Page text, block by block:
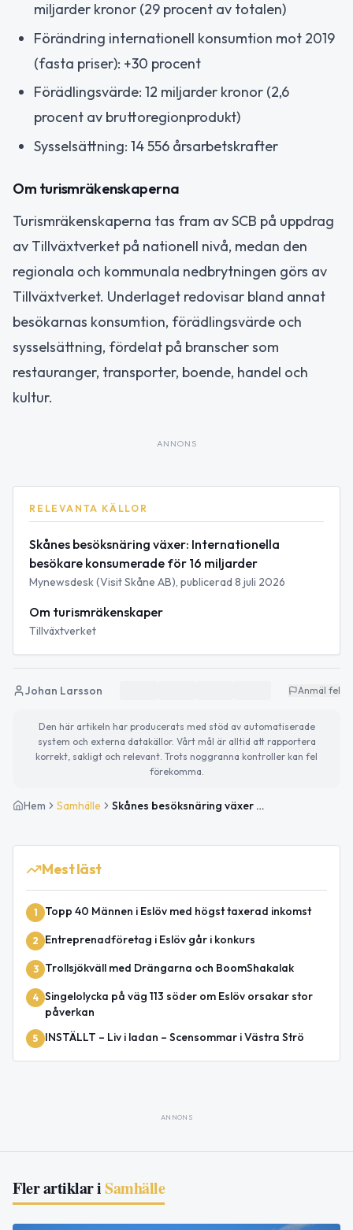
miljarder kronor (29 procent av totalen)
Förändring internationell konsumtion mot 2019
(fasta priser): +30 procent
Förädlingsvärde: 12 miljarder kronor (2,6
procent av bruttoregionprodukt)
Sysselsättning: 14 556 årsarbetskrafter
Om turismräkenskaperna
Turismräkenskaperna tas fram av SCB på uppdrag
av Tillväxtverket på nationell nivå, medan den
regionala och kommunala nedbrytningen görs av
Tillväxtverket. Underlaget redovisar bland annat
besökarnas konsumtion, förädlingsvärde och
sysselsättning, fördelat på branscher som
restauranger, transporter, boende, handel och
kultur.
ANNONS
RELEVANTA KÄLLOR
Skånes besöksnäring växer: Internationella
besökare konsumerade för 16 miljarder
Mynewsdesk (Visit Skåne AB), publicerad 8 juli 2026
Om turismräkenskaper
Tillväxtverket
Johan Larsson Anmäl fel
Den här artikeln har producerats med stöd av automatiserade
system och externa datakällor. Vårt mål är alltid att rapportera
korrekt, sakligt och relevant. Trots noggranna kontroller kan fel
förekomma.
Hem Samhälle Skånes besöksnäring växer – utländska besökare stod för 16 miljarder 2025
Mest läst
1 Topp 40 Männen i Eslöv med högst taxerad inkomst
2 Entreprenadföretag i Eslöv går i konkurs
3 Trollsjökväll med Drängarna och BoomShakalak
4 Singelolycka på väg 113 söder om Eslöv orsakar stor
påverkan
5 INSTÄLLT – Liv i ladan – Scensommar i Västra Strö
ANNONS
Fler artiklar iSamhälle